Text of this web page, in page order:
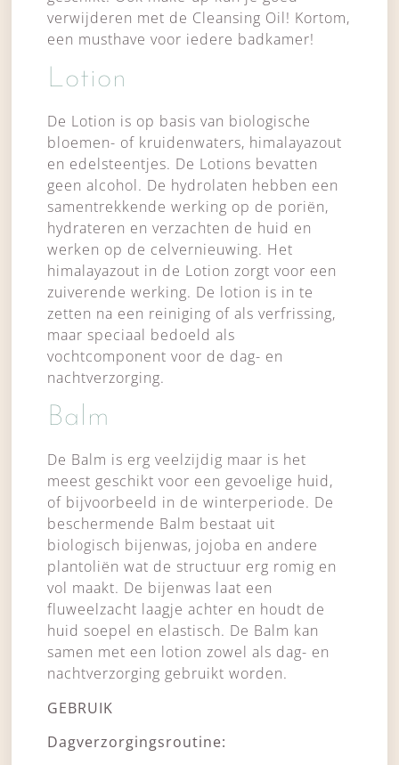
verwijderen met de Cleansing Oil! Kortom,
een musthave voor iedere badkamer!
Lotion
De Lotion is op basis van biologische
bloemen- of kruidenwaters, himalayazout
en edelsteentjes. De Lotions bevatten
geen alcohol. De hydrolaten hebben een
samentrekkende werking op de poriën,
hydrateren en verzachten de huid en
werken op de celvernieuwing. Het
himalayazout in de Lotion zorgt voor een
zuiverende werking. De lotion is in te
zetten na een reiniging of als verfrissing,
maar speciaal bedoeld als
vochtcomponent voor de dag- en
nachtverzorging.
Balm
De Balm is erg veelzijdig maar is het
meest geschikt voor een gevoelige huid,
of bijvoorbeeld in de winterperiode. De
beschermende Balm bestaat uit
biologisch bijenwas, jojoba en andere
plantoliën wat de structuur erg romig en
vol maakt. De bijenwas laat een
fluweelzacht laagje achter en houdt de
huid soepel en elastisch. De Balm kan
samen met een lotion zowel als dag- en
nachtverzorging gebruikt worden.
GEBRUIK
Dagverzorgingsroutine: